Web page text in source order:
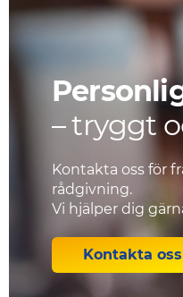
– tryggt
Kontakta oss för
rådgivning.
Vi hjälper dig
Kontakta oss